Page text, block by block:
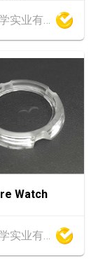
览中心)
港会议展览中
议展览中心)
Watch
新源光学实业有限公司